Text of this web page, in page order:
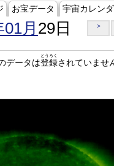
お宝データ 宇宙カレン
月 29日 >
データは登録
とうろく
されていませ